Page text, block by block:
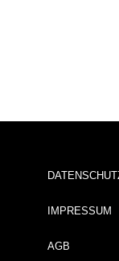
IMPRESSUM
AGB